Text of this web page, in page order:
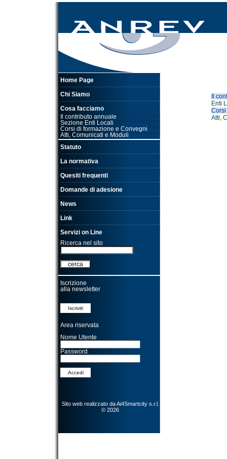
Home Page
Chi Siamo
Cosa facciamo
Il contributo annuale
Sezione Enti Locali
Corsi di formazione e Convegni
Atti, Comunicati e Moduli
Statuto
La normativa
Quesiti frequenti
Domande di adesione
News
Link
Servizi on Line
Ricerca nel sito
Iscrizione
alla newsletter
Area riservata
Nome Utente
Password
Sito web realizzato daAi4Smartcity s.r.l.
© 2026
Il
Enti
Corsi
Atti,